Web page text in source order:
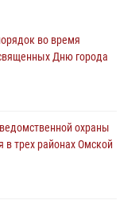
(видео)
передвижного
в День крещения
во время
Дню города
охраны
в трех районах Омской